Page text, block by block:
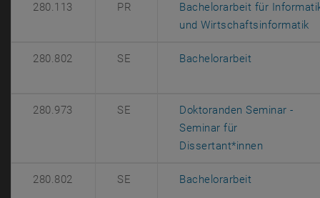
280.113 PR
Bachelorarbeit für
und Wirtschaftsinformatik,
280.802 SE Bachelorarbeit
280.973 SE
Doktoranden Seminar -
Seminar für
Dissertant*innen
280.802 SE Bachelorarbeit